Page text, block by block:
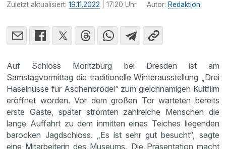
Zuletzt aktualisiert:19.11.2022 | 17:20 Uhr Autor: Redaktion
Auf Schloss Moritzburg bei Dresden ist am
Samstagvormittag die traditionelle Winterausstellung „Drei
Haselnüsse für Aschenbrödel“ zum gleichnamigen Kultfilm
eröffnet worden. Vor dem großen Tor warteten bereits
erste Gäste, später strömten zahlreiche Menschen die
lange Auffahrt zu dem inmitten eines Teiches liegenden
barocken Jagdschloss. „Es ist sehr gut besucht“, sagte
eine Mitarbeiterin des Museums. Die Präsentation macht